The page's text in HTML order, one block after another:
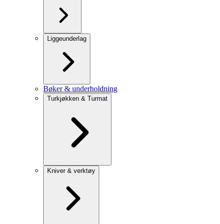
Liggeunderlag
Bøker & underholdning
Turkjøkken & Turmat
Kniver & verktøy